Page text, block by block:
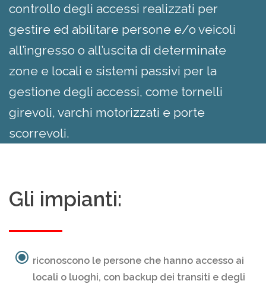
controllo degli accessi realizzati per
gestire ed abilitare persone e/o veicoli
all’ingresso o all’uscita di determinate
zone e locali e sistemi passivi per la
gestione degli accessi, come tornelli
girevoli, varchi motorizzati e porte
scorrevoli.
Gli impianti:
riconoscono le persone che hanno accesso ai
locali o luoghi, con backup dei transiti e degli